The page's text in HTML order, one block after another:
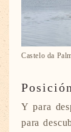
Castelo da
Y para
para